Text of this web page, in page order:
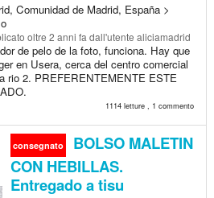
Comunidad de Madrid, España >
oltre 2 anni fa dall'utente aliciamadrid
de pelo de la foto, funciona. Hay que
en Usera, cerca del centro comercial
rio 2. PREFERENTEMENTE ESTE
1114 letture , 1 commento
consegnato
BOLSO MALETIN
CON HEBILLAS.
Entregado a tisu